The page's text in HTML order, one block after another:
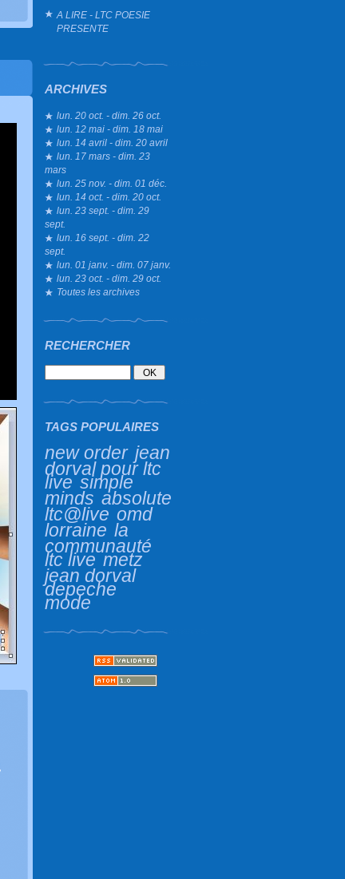
A LIRE - LTC POESIE
PRESENTE
ARCHIVES
lun. 20 oct. - dim. 26 oct.
lun. 12 mai - dim. 18 mai
lun. 14 avril - dim. 20 avril
lun. 17 mars - dim. 23
mars
lun. 25 nov. - dim. 01 déc.
lun. 14 oct. - dim. 20 oct.
lun. 23 sept. - dim. 29
sept.
lun. 16 sept. - dim. 22
sept.
lun. 01 janv. - dim. 07 janv.
lun. 23 oct. - dim. 29 oct.
Toutes les archives
RECHERCHER
TAGS POPULAIRES
new order jean
dorval pour ltc
live simple
minds absolute
ltc@live omd
lorraine la
communauté
ltc live metz
jean dorval
depeche
mode